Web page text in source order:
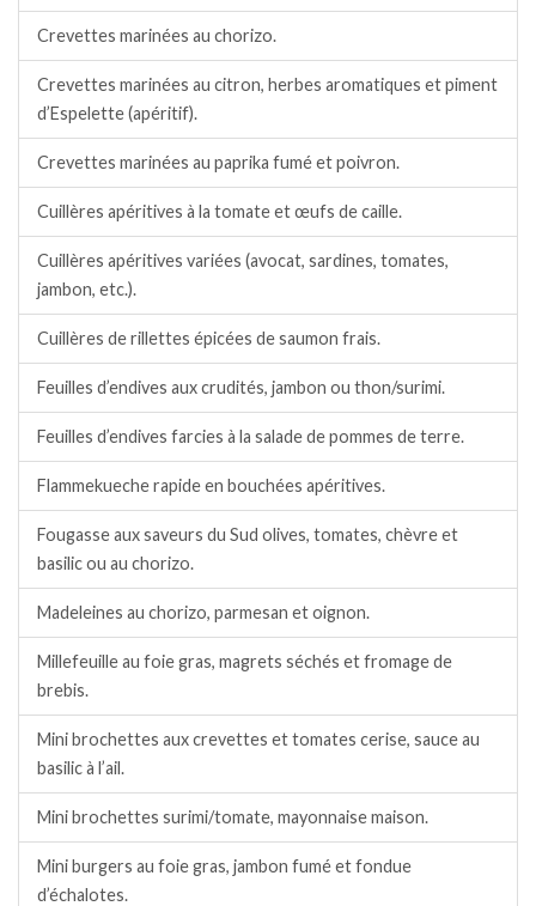
Crevettes marinées au chorizo.
Crevettes marinées au citron, herbes aromatiques et piment
d’Espelette (apéritif).
Crevettes marinées au paprika fumé et poivron.
Cuillères apéritives à la tomate et œufs de caille.
Cuillères apéritives variées (avocat, sardines, tomates,
jambon, etc.).
Cuillères de rillettes épicées de saumon frais.
Feuilles d’endives aux crudités, jambon ou thon/surimi.
Feuilles d’endives farcies à la salade de pommes de terre.
Flammekueche rapide en bouchées apéritives.
Fougasse aux saveurs du Sud olives, tomates, chèvre et
basilic ou au chorizo.
Madeleines au chorizo, parmesan et oignon.
Millefeuille au foie gras, magrets séchés et fromage de
brebis.
Mini brochettes aux crevettes et tomates cerise, sauce au
basilic à l’ail.
Mini brochettes surimi/tomate, mayonnaise maison.
Mini burgers au foie gras, jambon fumé et fondue
d’échalotes.